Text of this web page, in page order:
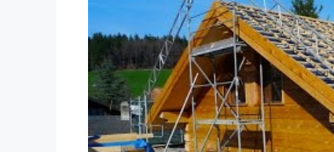
Dieses Video auf YouTube ansehen